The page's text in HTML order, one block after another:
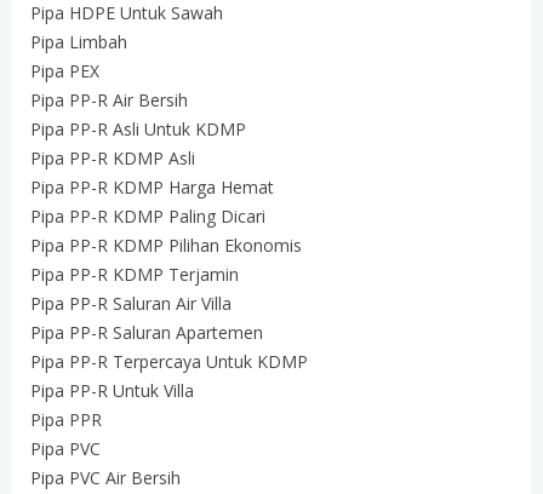
Pipa HDPE Untuk Sawah
Pipa Limbah
Pipa PEX
Pipa PP-R Air Bersih
Pipa PP-R Asli Untuk KDMP
Pipa PP-R KDMP Asli
Pipa PP-R KDMP Harga Hemat
Pipa PP-R KDMP Paling Dicari
Pipa PP-R KDMP Pilihan Ekonomis
Pipa PP-R KDMP Terjamin
Pipa PP-R Saluran Air Villa
Pipa PP-R Saluran Apartemen
Pipa PP-R Terpercaya Untuk KDMP
Pipa PP-R Untuk Villa
Pipa PPR
Pipa PVC
Pipa PVC Air Bersih